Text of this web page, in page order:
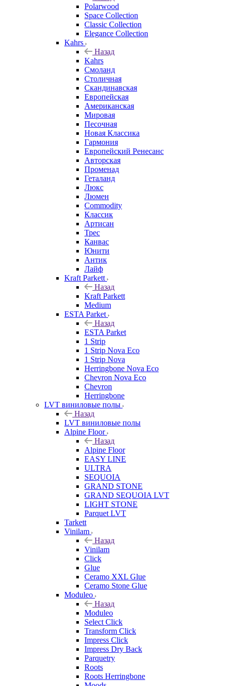
Polarwood
Space Collection
Classic Collection
Elegance Collection
Kahrs
Назад
Kahrs
Смоланд
Столичная
Скандинавская
Европейская
Американская
Мировая
Песочная
Новая Классика
Гармония
Европейский Ренесанс
Авторская
Променад
Геталанд
Люкс
Люмен
Commodity
Классик
Артисан
Трес
Канвас
Юнити
Антик
Лайф
Kraft Parkett
Назад
Kraft Parkett
Medium
ESTA Parket
Назад
ESTA Parket
1 Strip
1 Strip Nova Eco
1 Strip Nova
Herringbone Nova Eco
Chevron Nova Eco
Chevron
Herringbone
LVT виниловые полы
Назад
LVT виниловые полы
Alpine Floor
Назад
Alpine Floor
EASY LINE
ULTRA
SEQUOIA
GRAND STONE
GRAND SEQUOIA LVT
LIGHT STONE
Parquet LVT
Tarkett
Vinilam
Назад
Vinilam
Click
Glue
Ceramo XXL Glue
Ceramo Stone Glue
Moduleo
Назад
Moduleo
Select Click
Transform Click
Impress Click
Impress Dry Back
Parquetry
Roots
Roots Herringbone